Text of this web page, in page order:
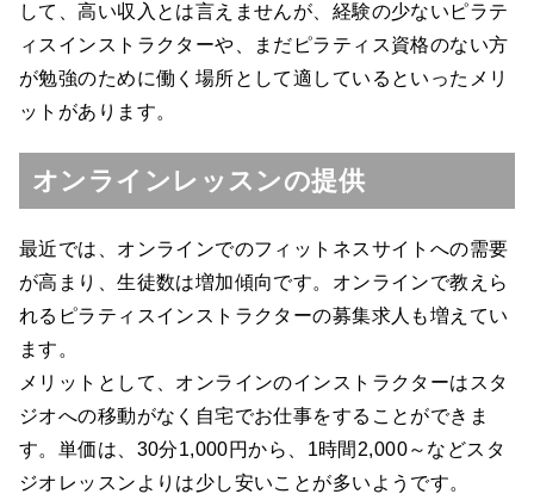
して、高い収入とは言えませんが、経験の少ないピラテ
ィスインストラクターや、まだピラティス資格のない方
が勉強のために働く場所として適しているといったメリ
ットがあります。
オンラインレッスンの提供
最近では、オンラインでのフィットネスサイトへの需要
が高まり、生徒数は増加傾向です。オンラインで教えら
れるピラティスインストラクターの募集求人も増えてい
ます。
メリットとして、オンラインのインストラクターはスタ
ジオへの移動がなく自宅でお仕事をすることができま
す。単価は、30分1,000円から、1時間2,000～などスタ
ジオレッスンよりは少し安いことが多いようです。